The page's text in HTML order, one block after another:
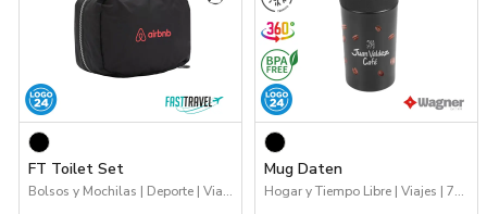
FT Toilet Set
Bolsos y Mochilas | Deporte | Viajes | Hogar y Tiempo Libre
Mug Daten
Hogar y Tiempo Libre | Viajes | 70%OFF Drinkware | Logo 24hs | Drinkware